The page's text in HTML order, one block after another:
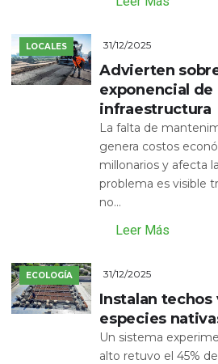
LOCALES 31/12/2025
Advierten
exponencial de
infraestructura
La falta de
genera costos
millonarios y afecta
problema es visible
no...
Leer Más
ECOLOGÍA 31/12/2025
Instalan techos
especies
Un sistema
alto retuvo el 45%